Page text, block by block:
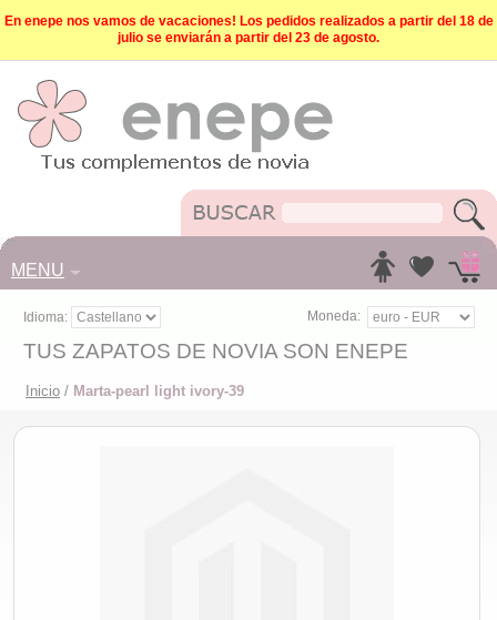
En enepe nos vamos de vacaciones! Los pedidos realizados a partir del 18 de
julio se enviarán a partir del 23 de agosto.
MENU
Idioma: Moneda:
TUS ZAPATOS DE NOVIA SON ENEPE
Inicio / Marta-pearl light ivory-39